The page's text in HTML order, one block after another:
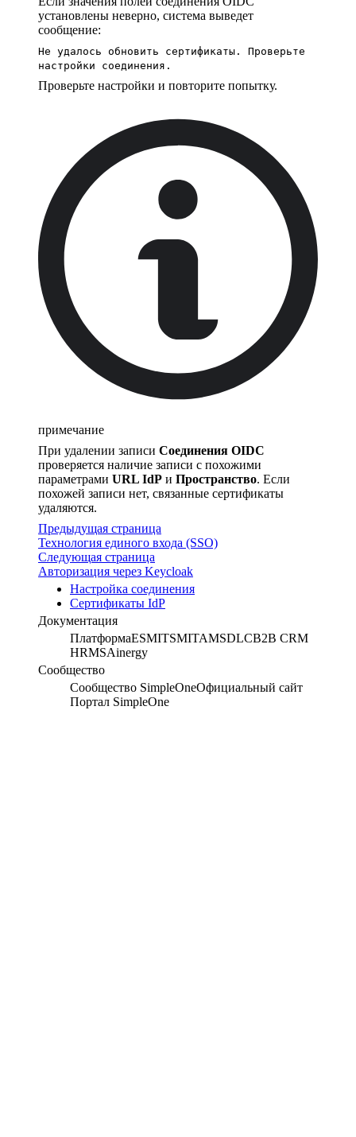
установлены неверно, система выведет
сообщение:
Не удалось обновить сертификаты. Проверьте
настройки соединения.
Проверьте настройки и повторите попытку.
примечание
При удалении записи Соединения OIDC
проверяется наличие записи с похожими
параметрами URL IdP и Пространство. Если
похожей записи нет, связанные сертификаты
удаляются.
Предыдущая страница
Технология единого входа (SSO)
Следующая страница
Авторизация через Keycloak
Настройка соединения
Сертификаты IdP
Документация
ПлатформаESMITSMITAMSDLCB2B CRM
HRMSAinergy
Сообщество
Сообщество SimpleOneОфициальный сайт
Портал SimpleOne